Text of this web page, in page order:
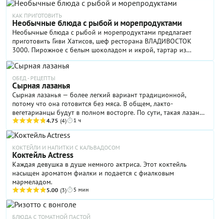
простые: яйца, сметана, сыр и мука. И даже если вы просто
соедините их, не углубляясь в технологию приготовления
ленивых хачапури, результат вас точно не разочарует. Между
прочим, они отлично подходят для завтрака в будни: такое
блюдо точно способно сделать утро добрым.
КАК ПРИГОТОВИТЬ
Необычные блюда с рыбой и морепродуктами
Необычные блюда с рыбой и морепродуктами предлагает
приготовить Гиви Хатисов, шеф ресторана ВЛАДИВОСТОК
3000. Пирожное с белым шоколадом и икрой, тартар из
гребшка и папайи, пельмени с моллюсками, салат Мимоза с
палтусом и ризотто с крабом и кальмаром станут украшением
праздничного стола.
ОБЕД - РЕЦЕПТЫ
Сырная лазанья
Сырная лазанья — более легкий вариант традиционной,
потому что она готовится без мяса. В общем, лакто-
вегетарианцы будут в полном восторге. По сути, такая лазанья
напоминает грузинскую ачму, только в нашем случае
технология приготовления все-таки итальянская. Согласно
рецепту, которым с нами поделился шеф-повар ресторана
«Сыроварня» Алексей Медведев, в состав блюда входят
обычные листы пасты и классический белый соус бешамель. А
вот сыр маэстро предлагает взять грузинский — молодой
рассольный сулугуни. Благодаря ему вкус лазаньи получится
необыкновенно нежным и по-настоящему домашним.
4.75 (4) 1 ч
КОКТЕЙЛИ И НАПИТКИ С КАЛЬВАДОСОМ
Коктейль Actress
Каждая девушка в душе немного актриса. Этот коктейль
насыщен ароматом фиалки и подается с фиалковым
мармеладом.
5.00 (3) 5 мин
БЛЮДА С ТОМАТНОЙ ПАСТОЙ